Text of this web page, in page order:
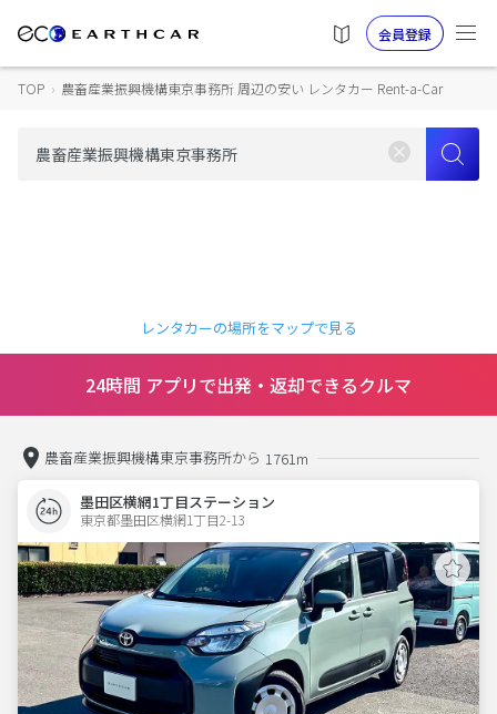
会員登録
TOP › 農畜産業振興機構東京事務所 周辺の安い レンタカー Rent-a-Car
レンタカーの場所をマップで見る
24時間 アプリで出発・返却できるクルマ
農畜産業振興機構東京事務所から 1761m
墨田区横網1丁目ステーション
東京都墨田区横網1丁目2-13